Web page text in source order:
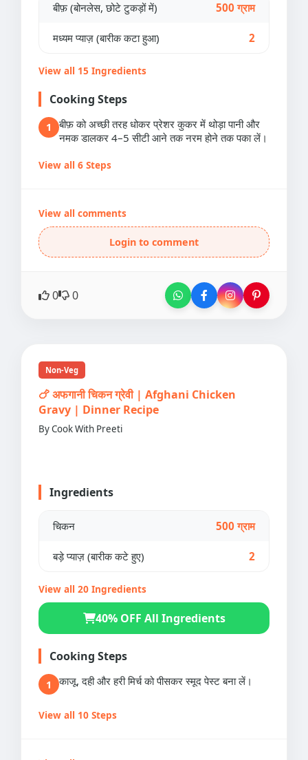
बीफ़ (बोनलेस, छोटे टुकड़ों में) 500 ग्राम
मध्यम प्याज़ (बारीक कटा हुआ) 2
View all 15 Ingredients
Cooking Steps
1
बीफ़ को अच्छी तरह धोकर प्रेशर कुकर में थोड़ा पानी और
नमक डालकर 4–5 सीटी आने तक नरम होने तक पका लें।
View all 6 Steps
View all comments
Login to comment
0 0
Non-Veg
🍗 अफगानी चिकन ग्रेवी | Afghani Chicken
Gravy | Dinner Recipe
By Cook With Preeti
Ingredients
चिकन 500 ग्राम
बड़े प्याज़ (बारीक कटे हुए) 2
View all 20 Ingredients
40% OFF All Ingredients
Cooking Steps
1 काजू, दही और हरी मिर्च को पीसकर स्मूद पेस्ट बना लें।
View all 10 Steps